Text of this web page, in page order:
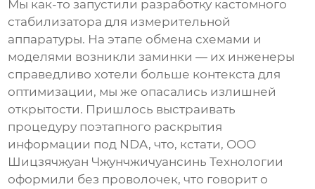
Мы как-то запустили разработку кастомного
стабилизатора для измерительной
аппаратуры. На этапе обмена схемами и
моделями возникли заминки — их инженеры
справедливо хотели больше контекста для
оптимизации, мы же опасались излишней
открытости. Пришлось выстраивать
процедуру поэтапного раскрытия
информации под NDA, что, кстати, ООО
Шицзячжуан Чжунчжичуансинь Технологии
оформили без проволочек, что говорит о